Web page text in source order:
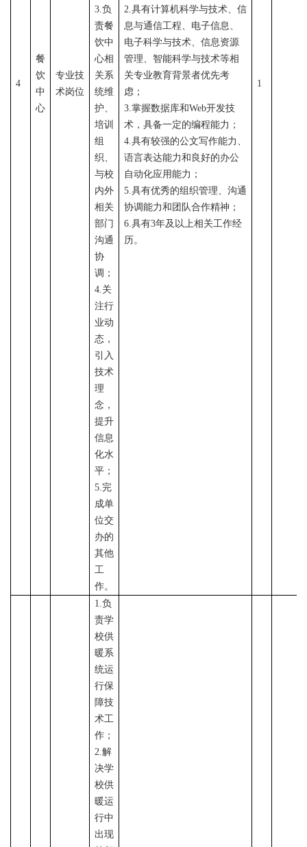
4
餐
饮
中
心
专业技
术岗位
3.负
责餐
饮中
心相
关系
统维
护、
培训
组
织、
与校
内外
相关
部门
沟通
协
调；
4.关
注行
业动
态，
引入
技术
理
念，
提升
信息
化水
平；
5.完
成单
位交
办的
其他
工
作。
2.具有计算机科学与技术、信
息与通信工程、电子信息、
电子科学与技术、信息资源
管理、智能科学与技术等相
关专业教育背景者优先考
虑；
3.掌握数据库和Web开发技
术，具备一定的编程能力；
4.具有较强的公文写作能力、
语言表达能力和良好的办公
自动化应用能力；
5.具有优秀的组织管理、沟通
协调能力和团队合作精神；
6.具有3年及以上相关工作经
历。
1
1.负
责学
校供
暖系
统运
行保
障技
术工
作；
2.解
决学
校供
暖运
行中
出现